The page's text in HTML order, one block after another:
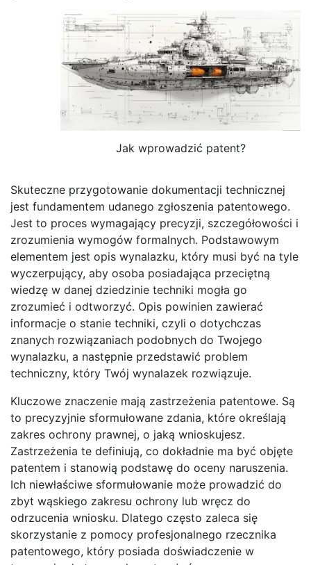
Jak wprowadzić patent?
Skuteczne przygotowanie dokumentacji technicznej
jest fundamentem udanego zgłoszenia patentowego.
Jest to proces wymagający precyzji, szczegółowości i
zrozumienia wymogów formalnych. Podstawowym
elementem jest opis wynalazku, który musi być na tyle
wyczerpujący, aby osoba posiadająca przeciętną
wiedzę w danej dziedzinie techniki mogła go
zrozumieć i odtworzyć. Opis powinien zawierać
informacje o stanie techniki, czyli o dotychczas
znanych rozwiązaniach podobnych do Twojego
wynalazku, a następnie przedstawić problem
techniczny, który Twój wynalazek rozwiązuje.
Kluczowe znaczenie mają zastrzeżenia patentowe. Są
to precyzyjnie sformułowane zdania, które określają
zakres ochrony prawnej, o jaką wnioskujesz.
Zastrzeżenia te definiują, co dokładnie ma być objęte
patentem i stanowią podstawę do oceny naruszenia.
Ich niewłaściwe sformułowanie może prowadzić do
zbyt wąskiego zakresu ochrony lub wręcz do
odrzucenia wniosku. Dlatego często zaleca się
skorzystanie z pomocy profesjonalnego rzecznika
patentowego, który posiada doświadczenie w